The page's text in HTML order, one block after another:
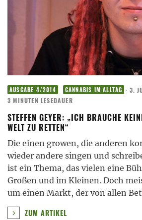
AUSGABE 4/2014 CANNABIS IM ALLTAG · 3.
3 MINUTEN LESEDAUER
STEFFEN GEYER: „ICH BRAUCHE
WELT ZU RETTEN“
Die einen growen, die anderen
wieder andere singen und
ist ein Thema, das vielen eine
Großen und im Kleinen. Doch
um einen Markt, der von allen
ZUM ARTIKEL